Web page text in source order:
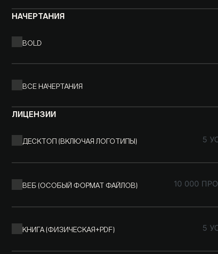
НАЧЕРТАНИЯ
BOLD
ВСЕ НАЧЕРТАНИЯ
ЛИЦЕНЗИИ
ДЕСКТОП (ВКЛЮЧАЯ ЛОГОТИПЫ) 5
ВЕБ (ОСОБЫЙ ФОРМАТ ФАЙЛОВ) 10 000
КНИГА (ФИЗИЧЕСКАЯ+PDF) 5